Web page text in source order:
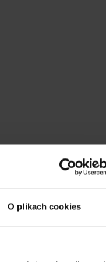
O plikach cookies